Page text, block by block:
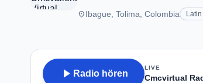
placeIbague, Tolima, Colombia Latin
play_arrow Radio hören
LIVE
Cmcvirtual